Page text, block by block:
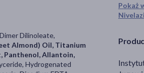
Pokaż
Dilinoleate,
Almond) Oil, Titanium
Panthenol, Allantoin,
Hydrogenated